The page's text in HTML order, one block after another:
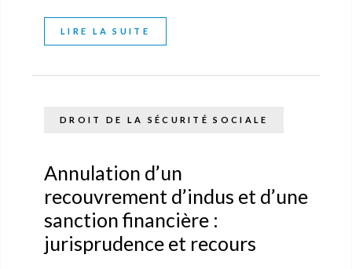
LIRE LA SUITE
DROIT DE LA SÉCURITÉ SOCIALE
Annulation d’un
recouvrement d’indus et d’une
sanction financière :
jurisprudence et recours